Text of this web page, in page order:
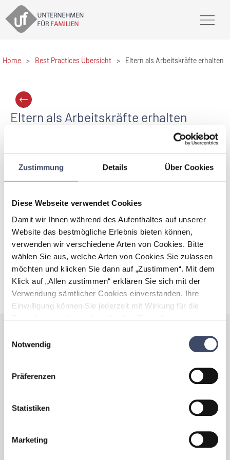
Zustimmung Details Über Cookies
Diese Webseite verwendet Cookies
Damit wir Ihnen während des Aufenthaltes auf unserer
Website das bestmögliche Erlebnis bieten können,
verwenden wir verschiedene Arten von Cookies. Bitte
wählen Sie aus, welche Arten von Cookies Sie zulassen
möchten und klicken Sie dann auf „Zustimmen“. Mit dem
Klick auf „Allen zustimmen“ erklären Sie sich mit der
Verwendung sämtlicher Cookies einverstanden. Ihre
Einwilligung können Sie jederzeit mit Wirkung für die
https://www.unternehmen-fuer-familien.at/cookie-
Notwendig
Präferenzen
Statistiken
Marketing
Home > Best Practices Übersicht > Eltern als Arbeitskräfte erhalten
Eltern als Arbeitskräfte erhalten
Mit dem Karenzfrühstück Familienfreundlichkeit
sichtbar und erlebbar machen. Bei der Veranstaltung
stehen Ansprechpartner/innen der HR Abteilung zur
Verfügung, um Fragen zu Mutterschutz, Karenz,
Mit dem Karenzfrühstück wird Familienfreundlichkeit bei
sind alle karenzierten Mitarbeiter/innen, Schwangere und Frauen
in Mutterschutz sowie deren Führungskräfte. Damit alle
Bei der Veranstaltung stehen Ansprechpartner/innen der HR